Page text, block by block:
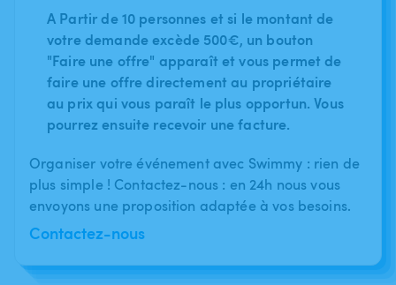
A Partir de 10 personnes et si le montant de
votre demande excède 500€, un bouton
"Faire une offre" apparaît et vous permet de
faire une offre directement au propriétaire
au prix qui vous paraît le plus opportun. Vous
pourrez ensuite recevoir une facture.
Organiser votre événement avec Swimmy : rien de
plus simple ! Contactez-nous : en 24h nous vous
envoyons une proposition adaptée à vos besoins.
Contactez-nous